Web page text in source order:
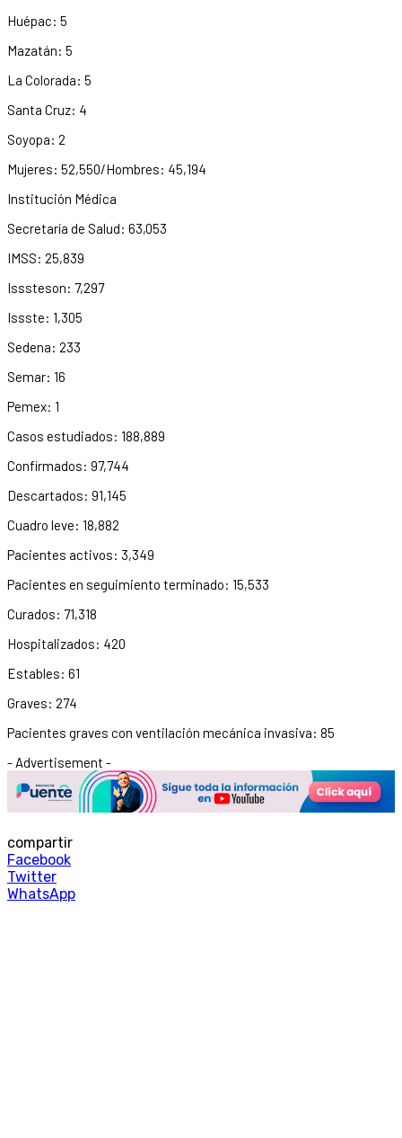
Huépac: 5
Mazatán: 5
La Colorada: 5
Santa Cruz: 4
Soyopa: 2
Mujeres: 52,550/Hombres: 45,194
Institución Médica
Secretaría de Salud: 63,053
IMSS: 25,839
Isssteson: 7,297
Issste: 1,305
Sedena: 233
Semar: 16
Pemex: 1
Casos estudiados: 188,889
Confirmados: 97,744
Descartados: 91,145
Cuadro leve: 18,882
Pacientes activos: 3,349
Pacientes en seguimiento terminado: 15,533
Curados: 71,318
Hospitalizados: 420
Estables: 61
Graves: 274
Pacientes graves con ventilación mecánica invasiva: 85
- Advertisement -
compartir
Facebook
Twitter
WhatsApp